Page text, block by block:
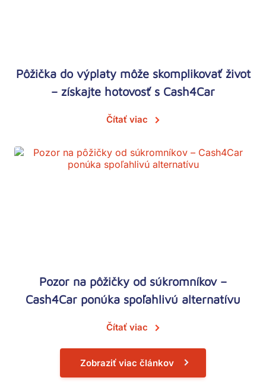
Pôžička do výplaty môže skomplikovať život
– získajte hotovosť s Cash4Car
Čítať viac
Pozor na pôžičky od súkromníkov –
Cash4Car ponúka spoľahlivú alternatívu
Čítať viac
Zobraziť viac článkov